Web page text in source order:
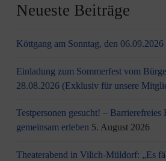
Neueste Beiträge
Köttgang am Sonntag, den 06.09.2026
Einladung zum Sommerfest vom
28.08.2026 (Exklusiv für unsere
Testpersonen gesucht! –
gemeinsam erleben 5. August 2026
Theaterabend in Vilich-Müldorf: „Es